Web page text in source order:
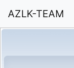
AZLK-TEAM